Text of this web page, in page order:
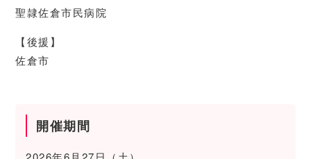
聖隷佐倉市民病院
【後援】
佐倉市
開催期間